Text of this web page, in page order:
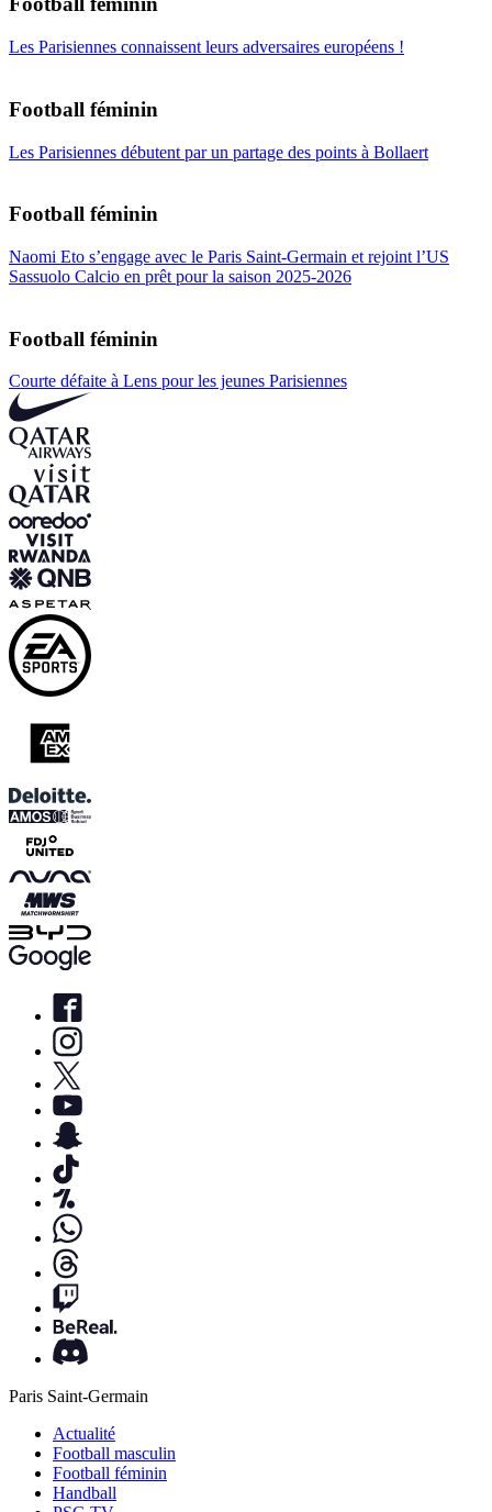
Les Parisiennes connaissent leurs adversaires européens !
Football féminin
Les Parisiennes débutent par un partage des points à Bollaert
Football féminin
Naomi Eto s’engage avec le Paris Saint-Germain et rejoint l’US
Sassuolo Calcio en prêt pour la saison 2025-2026
Football féminin
Courte défaite à Lens pour les jeunes Parisiennes
Paris Saint-Germain
Actualité
Football masculin
Football féminin
Handball